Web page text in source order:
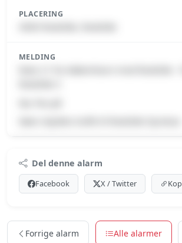
PLACERING
MELDING
Log ind med Premium for at se
Del denne alarm
Facebook X / Twitter
Forrige alarm Alle alarmer